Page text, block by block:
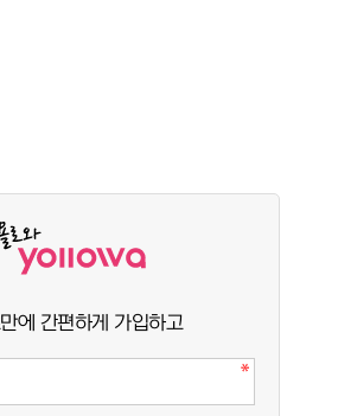
에 간편하게 가입하고